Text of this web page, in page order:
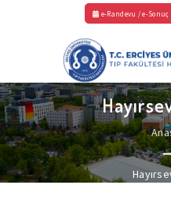
e-Randevu / e-Sonuç